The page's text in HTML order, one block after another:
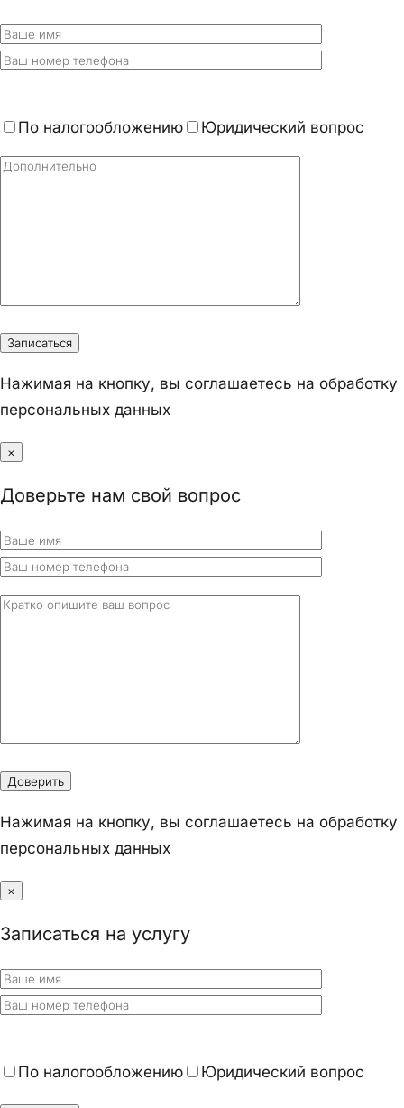
По налогообложению Юридический вопрос
Нажимая на кнопку, вы соглашаетесь на обработку
персональных данных
×
Доверьте нам свой вопрос
Нажимая на кнопку, вы соглашаетесь на обработку
персональных данных
×
Записаться на услугу
По налогообложению Юридический вопрос